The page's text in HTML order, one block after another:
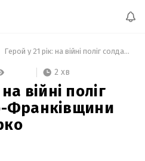
Герой у 21 рік: на війні поліг солдат з Івано-Франківщини Владислав Торко
2 хв
війні поліг
Франківщини